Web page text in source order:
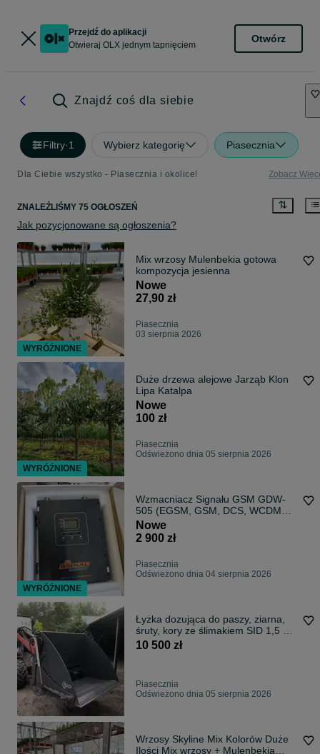
Przejdź do aplikacji
Otwieraj OLX jednym tapnięciem
Otwórz
Znajdź coś dla siebie
Filtry·1 Wybierz kategorię Piasecznia
Dla Ciebie wszystko - Piasecznia i okolice! Zobacz
ZNALEŹLIŚMY 75 OGŁOSZEŃ
Jak pozycjonowane są ogłoszenia?
Mix wrzosy Mulenbekia gotowa
kompozycja jesienna
Nowe
27,90 zł
Piasecznia
03 sierpnia 2026
Duże drzewa alejowe Jarząb Klon
Lipa Katalpa
Nowe
100 zł
Piasecznia
Odświeżono dnia 05 sierpnia 2026
Wzmacniacz Signału GSM GDW-
505 (EGSM, GSM, DCS, WCDMA,
LTE)
Nowe
2 900 zł
Piasecznia
Odświeżono dnia 04 sierpnia 2026
Łyżka dozująca do paszy, ziarna,
śruty, kory ze ślimakiem SID 1,5 m
– 1,3 m³
10 500 zł
Piasecznia
Odświeżono dnia 05 sierpnia 2026
Wrzosy Skyline Mix Kolorów Duże
Ilości Mix wrzosy + Mulenbekia
WYRÓŻNIONE
WYRÓŻNIONE
WYRÓŻNIONE